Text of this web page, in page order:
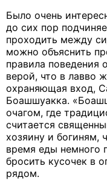
Было очень
до сих пор
проходить между
можно объяснить
правила поведения
верой, что в лавво
охраняющая вход,
Боашшуакка.
очагом, где
считается
хозяину и богиням,
время еды немного
бросить кусочек в
рядом.